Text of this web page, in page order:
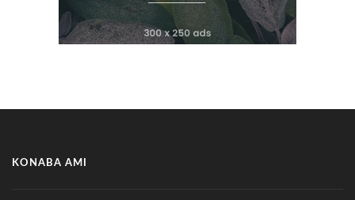
KONABA AMI